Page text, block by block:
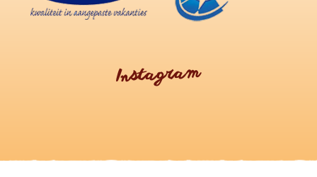
Instagram